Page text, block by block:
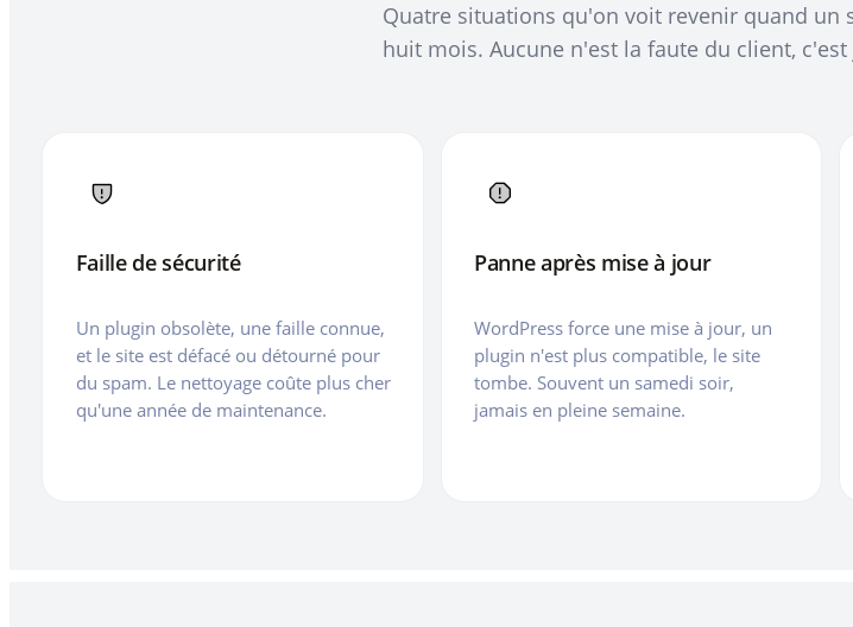
Quatre situations qu'on voit revenir quand un
huit mois. Aucune n'est la faute du client,
Faille de sécurité
Un plugin obsolète, une faille connue,
et le site est défacé ou détourné pour
du spam. Le nettoyage coûte plus cher
qu'une année de maintenance.
Panne après mise à jour
WordPress force une mise à jour, un
plugin n'est plus compatible, le site
tombe. Souvent un samedi soir,
jamais en pleine semaine.